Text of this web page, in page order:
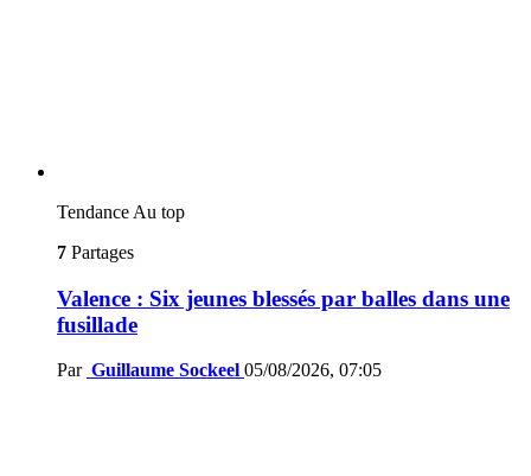
Tendance Au top
7 Partages
Valence : Six jeunes blessés par balles dans une
fusillade
Par Guillaume Sockeel 05/08/2026, 07:05